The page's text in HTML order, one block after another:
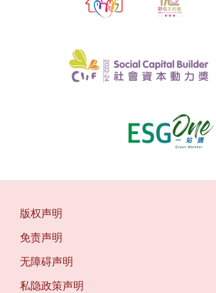
版权声明
免责声明
无障碍声明
私隐政策声明